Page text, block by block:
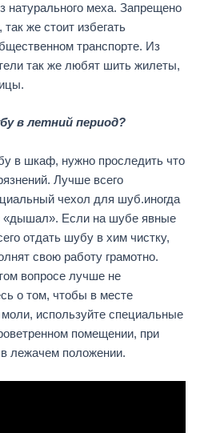
натурального меха. Запрещено
же стоит избегать
транспорте. Из
так же любят шить жилеты,
в летний период?
в шкаф, нужно проследить что
Лучше всего
чехол для шуб.иногда
«дышал». Если на шубе явные
отдать шубу в хим чистку,
свою работу грамотно.
вопросе лучше не
о том, чтобы в месте
используйте специальные
помещении, при
лежачем положении.